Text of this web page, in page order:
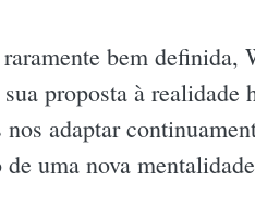
bem
proposta à realidade
adaptar
uma nova